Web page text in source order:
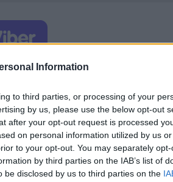
Information
to third parties, or processing of your
by us, please use the below opt-out
after your opt-out request is processed
on personal information utilized by us
to your opt-out. You may separately
by third parties on the IAB’s list of
be disclosed by us to third parties on the
въздействие
кабинетът на Тръмп е с
частния сектор, за да
в САЩ вспирачка за
притока на инвеститори в
над $ 2 милиарда от